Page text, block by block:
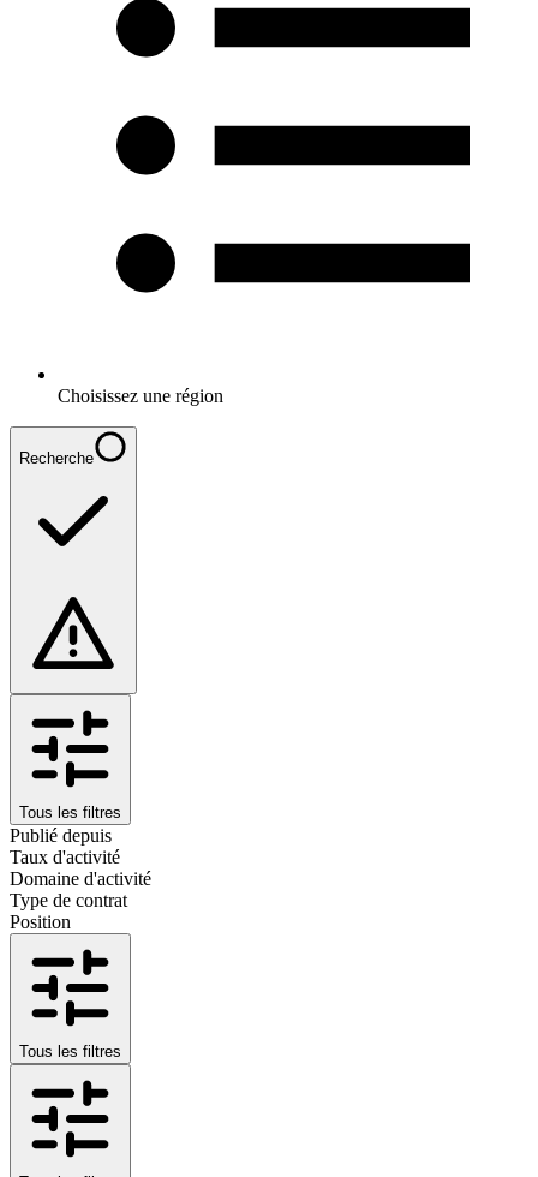
Choisissez une région
Recherche
Tous les filtres
Publié depuis
Taux d'activité
Domaine d'activité
Type de contrat
Position
Tous les filtres